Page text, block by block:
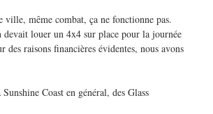
même combat, ça ne fonctionne pas.
louer un 4x4 sur place pour la journée
raisons financières évidentes, nous avons
Coast en général, des Glass